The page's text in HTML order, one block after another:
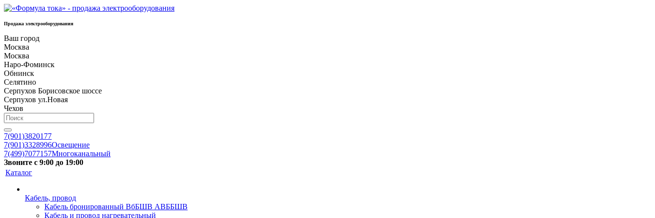
Продажа электрооборудования
Ваш город
Москва
Москва
Наро-Фоминск
Обнинск
Селятино
Серпухов Борисовское шоссе
Серпухов ул.Новая
Чехов
7(901)3820177
7(901)3328996Освещение
7(499)7077157Многоканальный
Звоните с 9:00 до 19:00
Каталог
Кабель, провод
Кабель бронированный ВбБШВ АВББШВ
Кабель и провод нагревательный